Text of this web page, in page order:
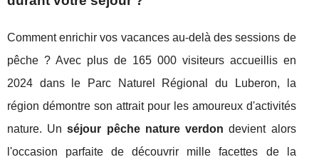
Comment enrichir vos vacances au-delà des sessions de
pêche ? Avec plus de 165 000 visiteurs accueillis en
2024 dans le Parc Naturel Régional du Luberon, la
région démontre son attrait pour les amoureux d'activités
nature. Unséjour pêche nature verdon devient alors
l'occasion parfaite de découvrir mille facettes de la